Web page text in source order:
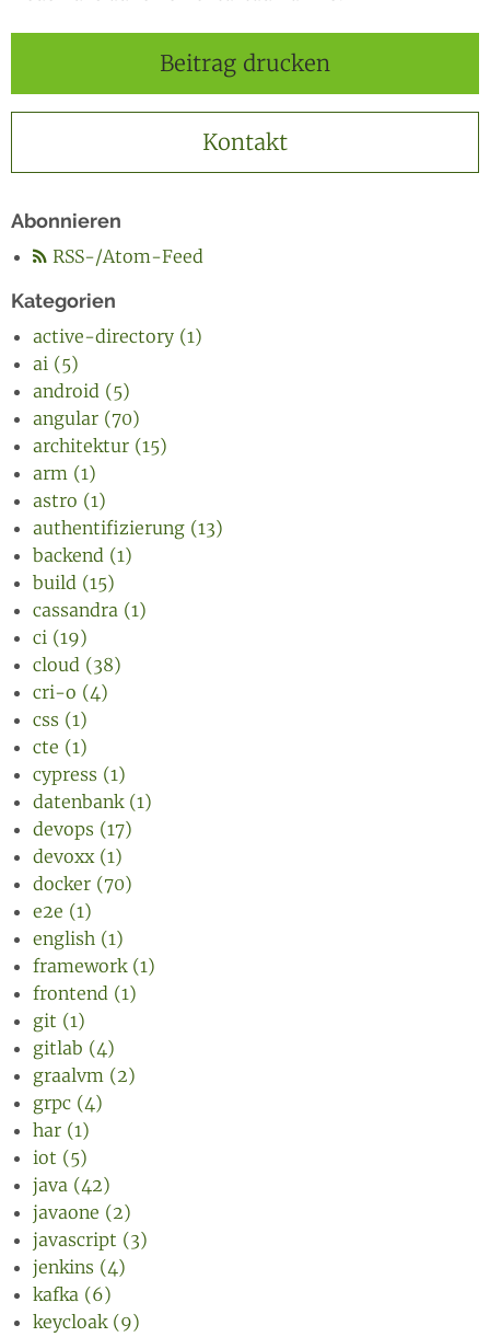
Beitrag drucken
Kontakt
Abonnieren
RSS-/Atom-Feed
Kategorien
active-directory (1)
ai (5)
android (5)
angular (70)
architektur (15)
arm (1)
astro (1)
authentifizierung (13)
backend (1)
build (15)
cassandra (1)
ci (19)
cloud (38)
cri-o (4)
css (1)
cte (1)
cypress (1)
datenbank (1)
devops (17)
devoxx (1)
docker (70)
e2e (1)
english (1)
framework (1)
frontend (1)
git (1)
gitlab (4)
graalvm (2)
grpc (4)
har (1)
iot (5)
java (42)
javaone (2)
javascript (3)
jenkins (4)
kafka (6)
keycloak (9)